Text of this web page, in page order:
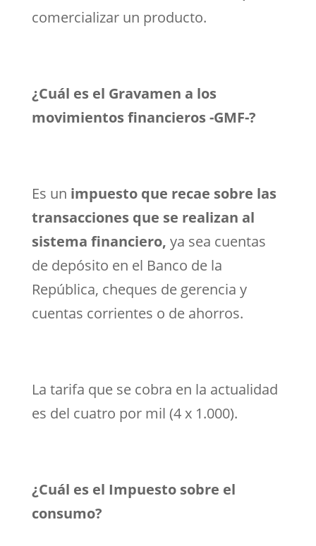
comercializar un producto.
¿Cuál es el Gravamen a los
movimientos financieros -GMF-?
Es un impuesto que recae sobre las
transacciones que se realizan al
sistema financiero, ya sea cuentas
de depósito en el Banco de la
República, cheques de gerencia y
cuentas corrientes o de ahorros.
La tarifa que se cobra en la actualidad
es del cuatro por mil (4 x 1.000).
¿Cuál es el Impuesto sobre el
consumo?